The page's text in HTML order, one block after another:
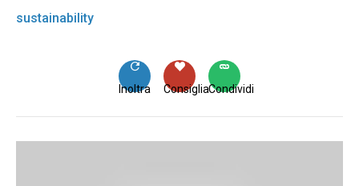
sustainability
Condividi
Consiglia
Inoltra